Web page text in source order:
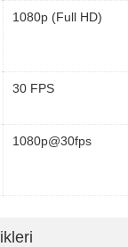
1080p (Full HD)
30 FPS
1080p@30fps